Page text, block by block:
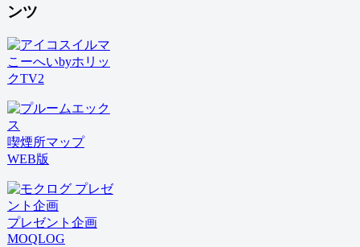
ンツ
こーへいbyホリッ
クTV2
喫煙所マップ
WEB版
プレゼント企画
MOQLOG